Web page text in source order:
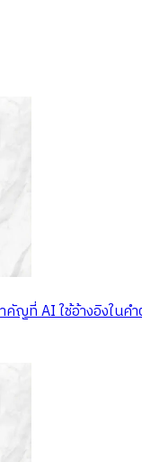
ญที่ AI ใช้อ้างอิงในค